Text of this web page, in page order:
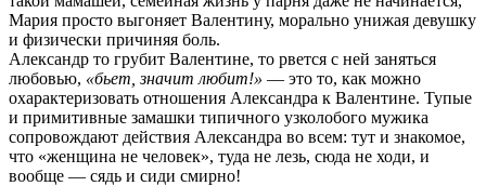
Мария просто выгоняет Валентину, морально унижая девушку
и физически причиняя боль.
Александр то грубит Валентине, то рвется с ней заняться
любовью, «бьет, значит любит!» — это то, как можно
охарактеризовать отношения Александра к Валентине. Тупые
и примитивные замашки типичного узколобого мужика
сопровождают действия Александра во всем: тут и знакомое,
что «женщина не человек», туда не лезь, сюда не ходи, и
вообще — сядь и сиди смирно!